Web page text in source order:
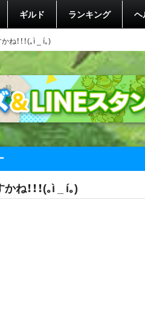
ギルド ランキング ヘ
！！！(｡ì _ í｡)
！！！(｡ì _ í｡)